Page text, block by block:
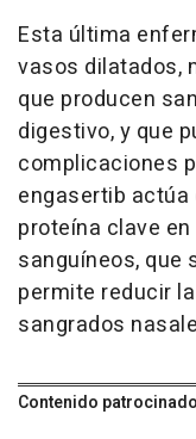
Esta última
vasos dilatados,
que producen
digestivo, y que
complicaciones
engasertib actúa
proteína clave
sanguíneos, que
permite reducir
sangrados
Contenido patrocinado